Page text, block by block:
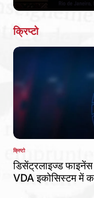
क्रिप्टो
POSTED
IN
क्रिप्टो
डिसेंट्रलाइज्ड
VDA इकोसिस्टम में